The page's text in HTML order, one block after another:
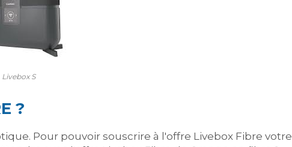
Livebox S
?
Pour pouvoir souscrire à l'offre Livebox Fibre votre